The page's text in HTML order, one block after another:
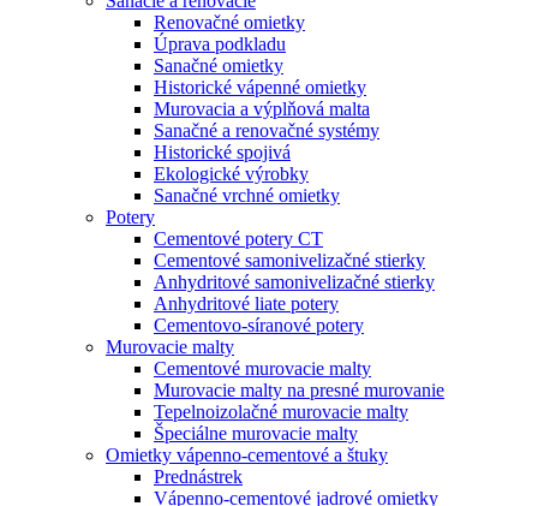
Renovačné omietky
Úprava podkladu
Sanačné omietky
Historické vápenné omietky
Murovacia a výplňová malta
Sanačné a renovačné systémy
Historické spojivá
Ekologické výrobky
Sanačné vrchné omietky
Potery
Cementové potery CT
Cementové samonivelizačné stierky
Anhydritové samonivelizačné stierky
Anhydritové liate potery
Cementovo-síranové potery
Murovacie malty
Cementové murovacie malty
Murovacie malty na presné murovanie
Tepelnoizolačné murovacie malty
Špeciálne murovacie malty
Omietky vápenno-cementové a štuky
Prednástrek
Vápenno-cementové jadrové omietky